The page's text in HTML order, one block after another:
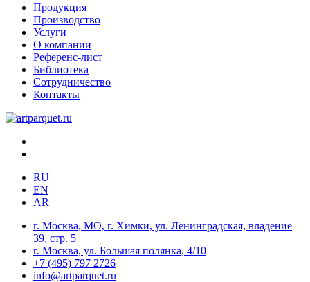
Продукция
Производство
Услуги
О компании
Референс-лист
Библиотека
Сотрудничество
Контакты
RU
EN
AR
г. Москва, МО, г. Химки, ул. Ленинградская, владение
39, стр. 5
г. Москва, ул. Большая полянка, 4/10
+7 (495) 797 2726
info@artparquet.ru